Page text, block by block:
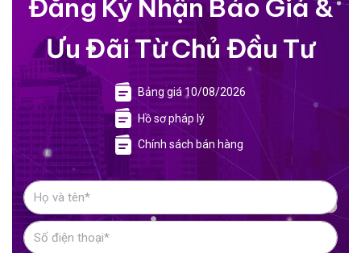
Đăng Ký Nhận Báo Giá &
Ưu Đãi Từ Chủ Đầu Tư
Bảng giá 10/08/2026
Hồ sơ pháp lý
Chính sách bán hàng